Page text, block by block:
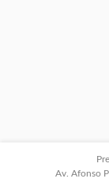
Av. Afonso